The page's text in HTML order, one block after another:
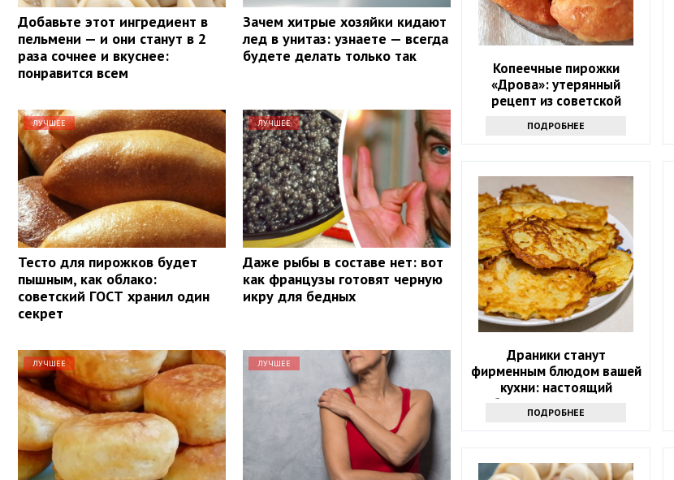
Добавьте этот ингредиент в
пельмени — и они станут в 2
раза сочнее и вкуснее:
понравится всем
Зачем хитрые хозяйки кидают
лед в унитаз: узнаете — всегда
будете делать только так
ЛУЧШЕЕ
Тесто для пирожков будет
пышным, как облако:
советский ГОСТ хранил один
секрет
ЛУЧШЕЕ
Даже рыбы в составе нет: вот
как французы готовят черную
икру для бедных
ЛУЧШЕЕ ЛУЧШЕЕ
Копеечные пирожки
«Дрова»: утерянный
рецепт из советской
столовой
ПОДРОБНЕЕ
Драники станут
фирменным блюдом вашей
кухни: настоящий
белорусский рецепт
ПОДРОБНЕЕ